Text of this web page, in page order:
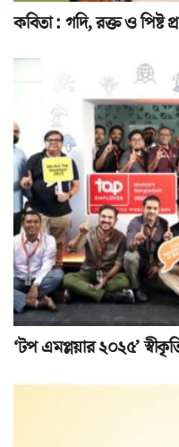
কবিতা : গদি, রক্ত ও পিষ্ট
‘টপ এমপ্লয়ার ২০২৫’